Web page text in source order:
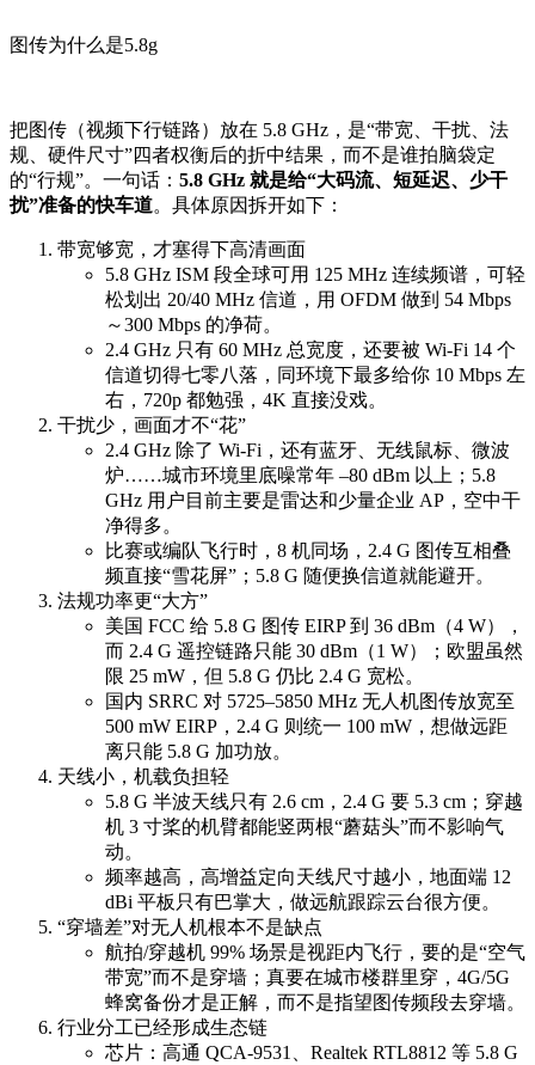
图传为什么是5.8g
把图传（视频下行链路）放在 5.8 GHz，是“带宽、干扰、法
规、硬件尺寸”四者权衡后的折中结果，而不是谁拍脑袋定
的“行规”。一句话： 5.8 GHz 就是给“大码流、短延迟、少干
扰”准备的快车道。具体原因拆开如下：
带宽够宽，才塞得下高清画面
5.8 GHz ISM 段全球可用 125 MHz 连续频谱，可轻
松划出 20/40 MHz 信道，用 OFDM 做到 54 Mbps
～300 Mbps 的净荷。
2.4 GHz 只有 60 MHz 总宽度，还要被 Wi-Fi 14 个
信道切得七零八落，同环境下最多给你 10 Mbps 左
右，720p 都勉强，4K 直接没戏。
干扰少，画面才不“花”
2.4 GHz 除了 Wi-Fi，还有蓝牙、无线鼠标、微波
炉……城市环境里底噪常年 –80 dBm 以上；5.8
GHz 用户目前主要是雷达和少量企业 AP，空中干
净得多。
比赛或编队飞行时，8 机同场，2.4 G 图传互相叠
频直接“雪花屏”；5.8 G 随便换信道就能避开。
法规功率更“大方”
美国 FCC 给 5.8 G 图传 EIRP 到 36 dBm（4 W），
而 2.4 G 遥控链路只能 30 dBm（1 W）；欧盟虽然
限 25 mW，但 5.8 G 仍比 2.4 G 宽松。
国内 SRRC 对 5725–5850 MHz 无人机图传放宽至
500 mW EIRP，2.4 G 则统一 100 mW，想做远距
离只能 5.8 G 加功放。
天线小，机载负担轻
5.8 G 半波天线只有 2.6 cm，2.4 G 要 5.3 cm；穿越
机 3 寸桨的机臂都能竖两根“蘑菇头”而不影响气
动。
频率越高，高增益定向天线尺寸越小，地面端 12
dBi 平板只有巴掌大，做远航跟踪云台很方便。
“穿墙差”对无人机根本不是缺点
航拍/穿越机 99% 场景是视距内飞行，要的是“空气
带宽”而不是穿墙；真要在城市楼群里穿，4G/5G
蜂窝备份才是正解，而不是指望图传频段去穿墙。
行业分工已经形成生态链
芯片：高通 QCA-9531、Realtek RTL8812 等 5.8 G